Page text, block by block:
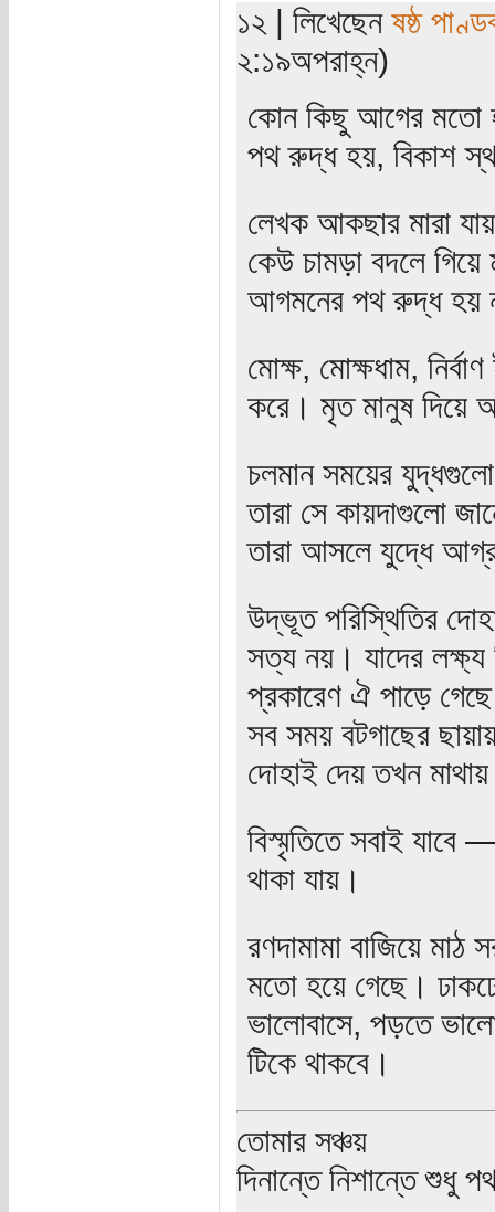
১২ | লিখেছেন ষষ্ঠ
২:১৯অপরাহ্ন)
কোন কিছু আগের মতো
পথ রুদ্ধ হয়, বিকাশ
লেখক আকছার মারা
কেউ চামড়া বদলে
আগমনের পথ রুদ্ধ হয়
মোক্ষ, মোক্ষধাম,
করে। মৃত মানুষ দিয়ে
চলমান সময়ের
তারা সে কায়দাগুলো
তারা আসলে যুদ্ধে
উদ্ভূত পরিস্থিতির
সত্য নয়। যাদের লক্ষ্য
প্রকারেণ ঐ পাড়ে
সব সময় বটগাছের
দোহাই দেয় তখন
বিস্মৃতিতে সবাই
থাকা যায়।
রণদামামা বাজিয়ে
মতো হয়ে গেছে।
ভালোবাসে, পড়তে
টিকে থাকবে।
তোমার সঞ্চয়
দিনান্তে নিশান্তে শুধু